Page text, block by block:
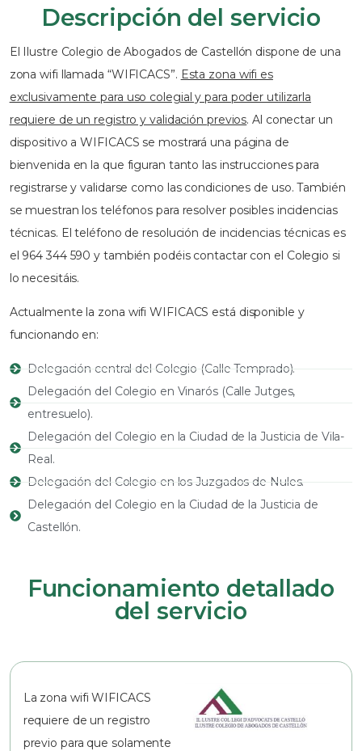
Descripción del servicio
El Ilustre Colegio de Abogados de Castellón dispone de una
zona wifi llamada “WIFICACS”. Esta zona wifi es
exclusivamente para uso colegial y para poder utilizarla
requiere de un registro y validación previos. Al conectar un
dispositivo a WIFICACS se mostrará una página de
bienvenida en la que figuran tanto las instrucciones para
registrarse y validarse como las condiciones de uso. También
se muestran los teléfonos para resolver posibles incidencias
técnicas. El teléfono de resolución de incidencias técnicas es
el 964 344 590 y también podéis contactar con el Colegio si
lo necesitáis.
Actualmente la zona wifi WIFICACS está disponible y
funcionando en:
Delegación central del Colegio (Calle Temprado).
Delegación del Colegio en Vinarós (Calle Jutges,
entresuelo).
Delegación del Colegio en la Ciudad de la Justicia de Vila-
Real.
Delegación del Colegio en los Juzgados de Nules.
Delegación del Colegio en la Ciudad de la Justicia de
Castellón.
Funcionamiento detallado
del servicio
La zona wifi WIFICACS
requiere de un registro
previo para que solamente